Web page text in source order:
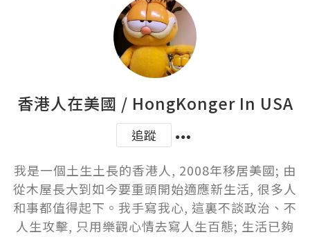
香港人在美國 / HongKonger In USA
追蹤
我是一個土生土長的香港人, 2008年移居美國; 由
從木屋長大到如今要重頭開始適應新生活, 很多人
和事都值得起下。我手寫我心, 這裏不談政治、不
人生攻擊, 只用樂觀心情去寫人生百態; 生活已夠